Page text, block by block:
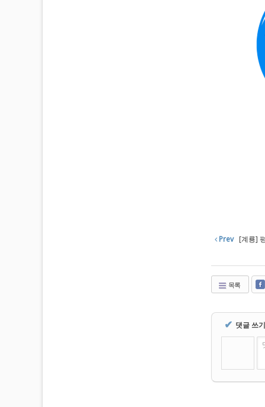
Prev [계룡]
목록
✔ 댓글 쓰기